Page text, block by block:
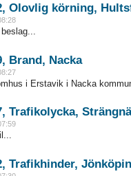
Olovlig körning,
Brand, Nacka
i Erstavik i Nacka
Trafikolycka,
Trafikhinder,